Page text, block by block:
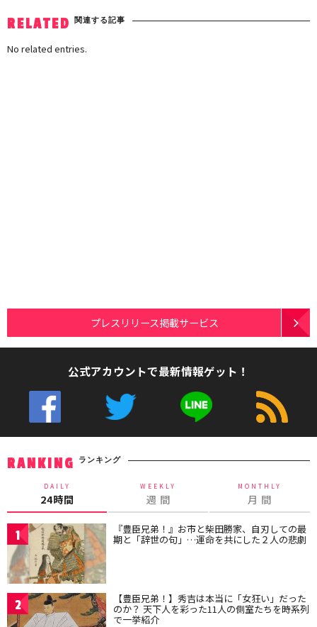
RELATED 関連する記事
No related entries.
プレスリリース掲載サービス
公式アカウントで最新情報ゲット！
RANKING ランキング
DAILY
24時間
WEEKLY
週 間
MONTHLY
月 間
1 『豊臣兄弟！』お市と柴田勝家、自刃しての最
期と「辞世の句」…運命を共にした２人の悲劇
2 【豊臣兄弟！】秀吉は本当に「女狂い」だった
のか？ 天下人を彩った11人の側室たちを時系列
で一挙紹介